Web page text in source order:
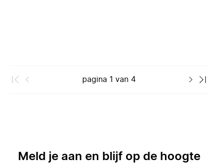
pagina 1 van 4
Meld je aan en blijf op de hoogte